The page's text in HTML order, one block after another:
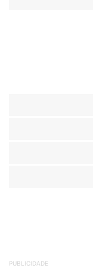
PUBLICIDADE